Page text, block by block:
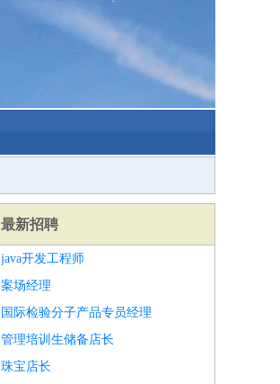
最新招聘
java开发工程师
案场经理
国际检验分子产品专员经理
管理培训生储备店长
珠宝店长